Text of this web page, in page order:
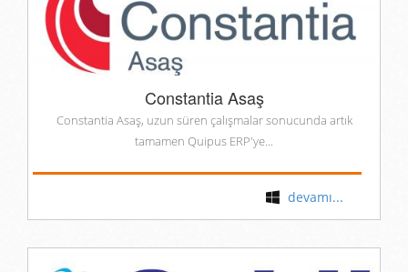
Constantia Asaş
Constantia Asaş, uzun süren çalışmalar sonucunda artık
tamamen Quipus ERP'ye...
devamı...